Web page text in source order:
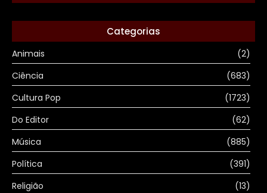
Categorias
Animais
(2)
Ciência
(683)
Cultura Pop
(1723)
Do Editor
(62)
Música
(885)
Política
(391)
Religião
(13)